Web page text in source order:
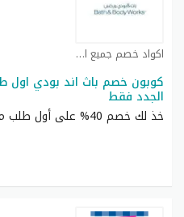
اكواد خصم جميع المتاجر العربية كوبون
الجدد فقط
خذ لك خصم 40% على أول طلب من باث اند